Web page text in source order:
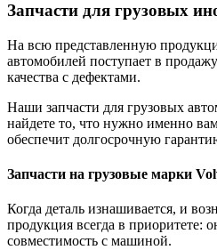
Запчасти для грузовых
На всю представленную
автомобилей поступает в
качества с дефектами.
Наши запчасти для грузовых
найдете то, что нужно именно
обеспечит долгосрочную
Запчасти на грузовые марки
Когда деталь изнашивается, и
продукция всегда в приоритете:
совместимость с машиной.